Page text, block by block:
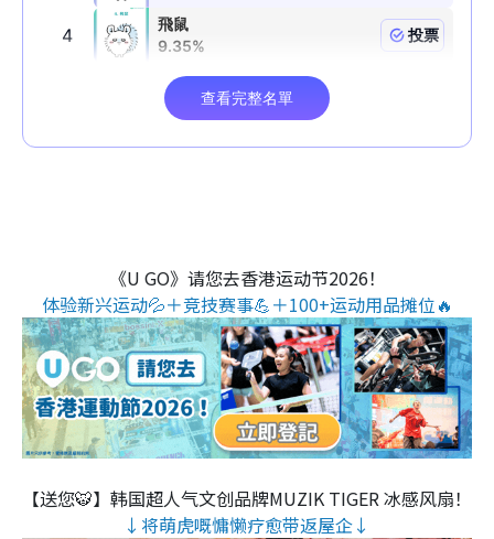
《U GO》请您去香港运动节2026！
体验新兴运动💦＋竞技赛事💪＋100+运动用品摊位🔥
【送您🐯】韩国超人气文创品牌MUZIK TIGER 冰感风扇！
↓将萌虎嘅慵懒疗愈带返屋企↓